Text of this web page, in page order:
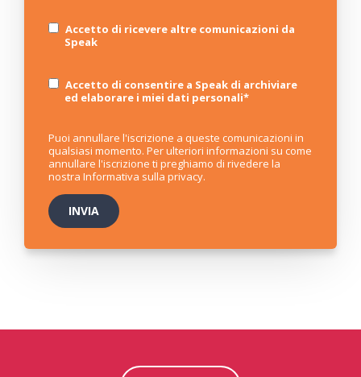
Accetto di ricevere altre comunicazioni da
Speak
Accetto di consentire a Speak di archiviare
ed elaborare i miei dati personali*
Puoi annullare l'iscrizione a queste comunicazioni in
qualsiasi momento. Per ulteriori informazioni su come
annullare l'iscrizione ti preghiamo di rivedere la
nostra Informativa sulla privacy.